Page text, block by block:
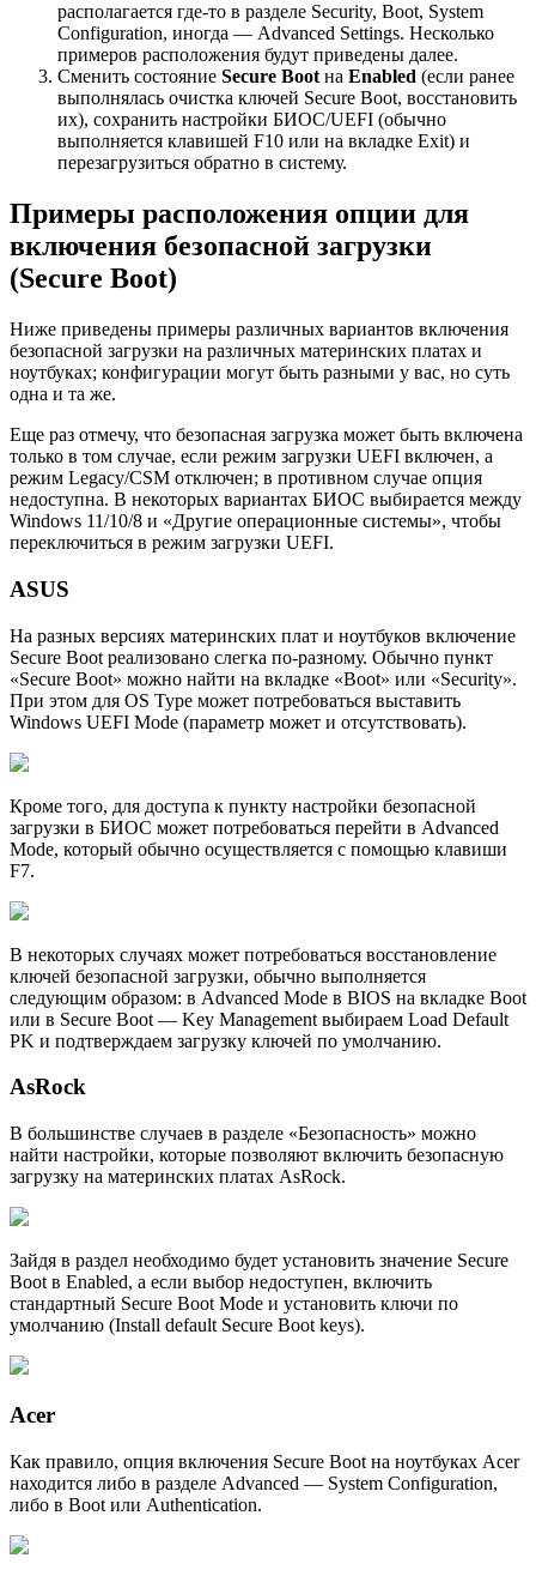
располагается где-то в разделе Security, Boot, System
Configuration, иногда — Advanced Settings. Несколько
примеров расположения будут приведены далее.
Сменить состояние Secure Bootна Enabled (если ранее
выполнялась очистка ключей Secure Boot, восстановить
их), сохранить настройки БИОС/UEFI (обычно
выполняется клавишей F10 или на вкладке Exit) и
перезагрузиться обратно в систему.
Примеры расположения опции для
включения безопасной загрузки
(Secure Boot)
Ниже приведены примеры различных вариантов включения
безопасной загрузки на различных материнских платах и
ноутбуках; конфигурации могут быть разными у вас, но суть
одна и та же.
Еще раз отмечу, что безопасная загрузка может быть включена
только в том случае, если режим загрузки UEFI включен, а
режим Legacy/CSM отключен; в противном случае опция
недоступна. В некоторых вариантах БИОС выбирается между
Windows 11/10/8 и «Другие операционные системы», чтобы
переключиться в режим загрузки UEFI.
ASUS
На разных версиях материнских плат и ноутбуков включение
Secure Boot реализовано слегка по-разному. Обычно пункт
«Secure Boot» можно найти на вкладке «Boot» или «Security».
При этом для OS Type может потребоваться выставить
Windows UEFI Mode (параметр может и отсутствовать).
Кроме того, для доступа к пункту настройки безопасной
загрузки в БИОС может потребоваться перейти в Advanced
Mode, который обычно осуществляется с помощью клавиши
F7.
В некоторых случаях может потребоваться восстановление
ключей безопасной загрузки, обычно выполняется
следующим образом: в Advanced Mode в BIOS на вкладке Boot
или в Secure Boot — Key Management выбираем Load Default
PK и подтверждаем загрузку ключей по умолчанию.
AsRock
В большинстве случаев в разделе «Безопасность» можно
найти настройки, которые позволяют включить безопасную
загрузку на материнских платах AsRock.
Зайдя в раздел необходимо будет установить значение Secure
Boot в Enabled, а если выбор недоступен, включить
стандартный Secure Boot Mode и установить ключи по
умолчанию (Install default Secure Boot keys).
Acer
Как правило, опция включения Secure Boot на ноутбуках Acer
находится либо в разделе Advanced — System Configuration,
либо в Boot или Authentication.